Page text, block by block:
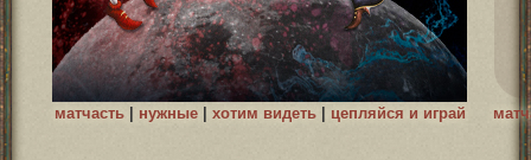
матчасть| нужные| хотим видеть| цепляйся и играй